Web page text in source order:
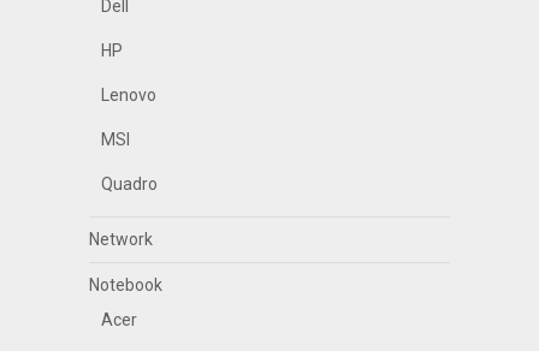
Dell
HP
Lenovo
MSI
Quadro
Network
Notebook
Acer